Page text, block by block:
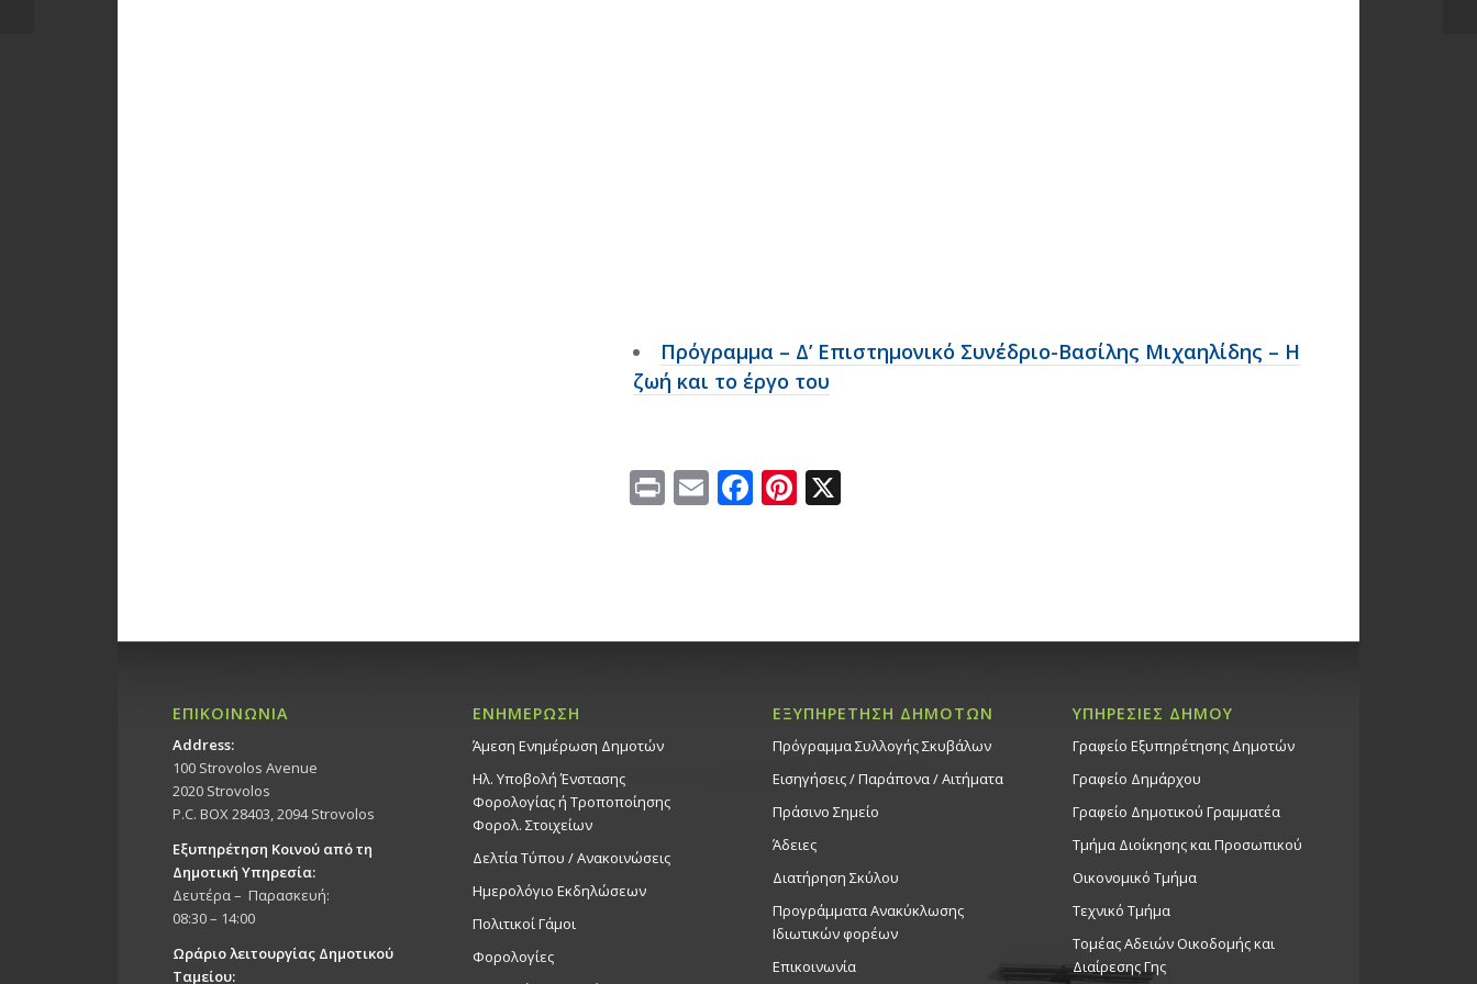
Πρόγραμμα – Δ’ Επιστημονικό Συνέδριο-Βασίλης Μιχαηλίδης – Η
ζωή και το έργο του
PrintEmailFacebook
Pinterest
ΕΠΙΚΟΙΝΩΝΙΑ
Address:
100 Strovolos Avenue
2020 Strovolos
P.C. BOX 28403, 2094 Strovolos
Εξυπηρέτηση Κοινού από τη
Δημοτική Υπηρεσία:
Δευτέρα – Παρασκευή:
08:30 – 14:00
Ωράριο λειτουργίας Δημοτικού
Ταμείου:
ΕΝΗΜΕΡΩΣΗ
Άμεση Ενημέρωση Δημοτών
Ηλ. Υποβολή Ένστασης
Φορολογίας ή Τροποποίησης
Φορολ. Στοιχείων
Δελτία Τύπου / Ανακοινώσεις
Ημερολόγιο Εκδηλώσεων
Πολιτικοί Γάμοι
Φορολογίες
ΕΞΥΠΗΡΕΤΗΣΗ ΔΗΜΟΤΩΝ
Πρόγραμμα Συλλογής Σκυβάλων
Εισηγήσεις / Παράπονα / Αιτήματα
Πράσινο Σημείο
Άδειες
Διατήρηση Σκύλου
Προγράμματα Ανακύκλωσης
Ιδιωτικών φορέων
Επικοινωνία
ΥΠΗΡΕΣΙΕΣ ΔΗΜΟΥ
Γραφείο Εξυπηρέτησης Δημοτών
Γραφείο Δημάρχου
Γραφείο Δημοτικού Γραμματέα
Τμήμα Διοίκησης και Προσωπικού
Οικονομικό Τμήμα
Τεχνικό Τμήμα
Τομέας Αδειών Οικοδομής και
Διαίρεσης Γης